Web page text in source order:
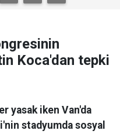
Koca'dan tepki
yasak iken Van'da
stadyumda sosyal